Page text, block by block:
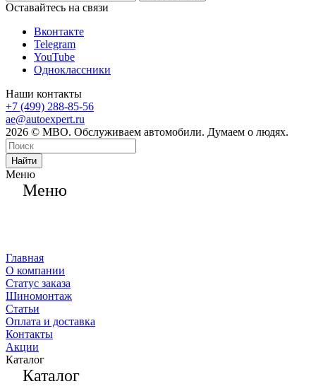
Оставайтесь на связи
Вконтакте
Telegram
YouTube
Одноклассники
Наши контакты
+7 (499) 288-85-56
ae@autoexpert.ru
2026 © МВО. Обслуживаем автомобили. Думаем о людях.
Найти
Меню
Меню
Главная
О компании
Статус заказа
Шиномонтаж
Статьи
Оплата и доставка
Контакты
Акции
Каталог
Каталог